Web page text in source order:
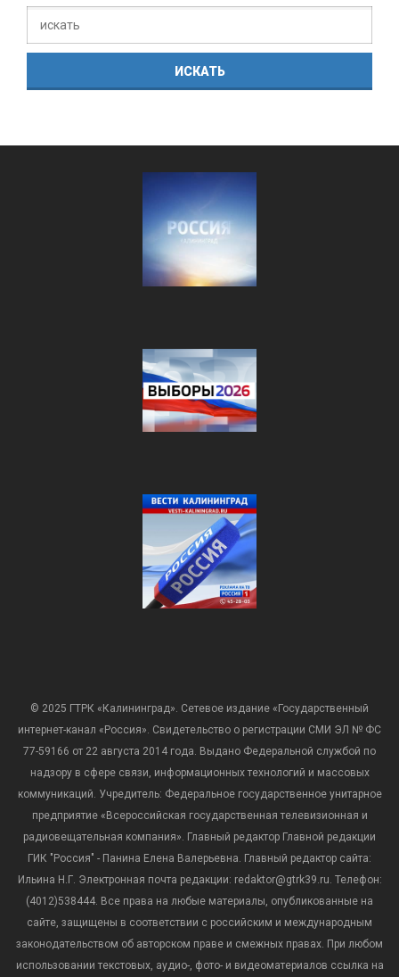
© 2025 ГТРК «Калининград». Сетевое издание «Государственный
интернет-канал «Россия». Свидетельство о регистрации СМИ ЭЛ № ФС
77-59166 от 22 августа 2014 года. Выдано Федеральной службой по
надзору в сфере связи, информационных технологий и массовых
коммуникаций. Учредитель: Федеральное государственное унитарное
предприятие «Всероссийская государственная телевизионная и
радиовещательная компания». Главный редактор Главной редакции
ГИК "Россия" - Панина Елена Валерьевна. Главный редактор сайта:
Ильина Н.Г. Электронная почта редакции: redaktor@gtrk39.ru. Телефон:
(4012)538444. Все права на любые материалы, опубликованные на
сайте, защищены в соответствии с российским и международным
законодательством об авторском праве и смежных правах. При любом
использовании текстовых, аудио-, фото- и видеоматериалов ссылка на